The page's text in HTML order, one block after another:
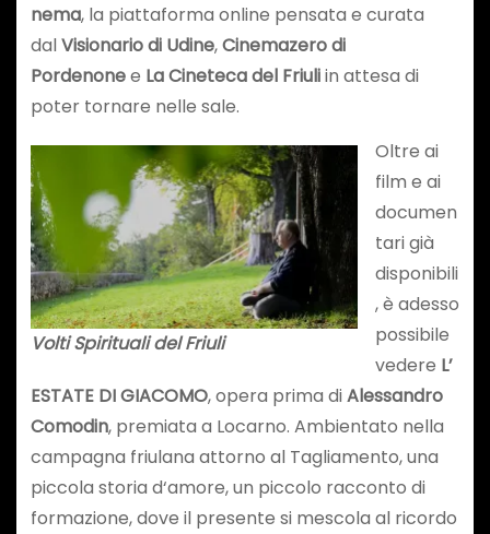
nema, la piattaforma online pensata e curata
dalVisionario di Udine,Cinemazero di
Pordenonee La Cineteca del Friuliin attesa di
poter tornare nelle sale.
Volti Spirituali del Friuli
Oltre ai
film e ai
documen
tari già
disponibili
, è adesso
possibile
vedere L’
ESTATE DI GIACOMO, opera prima diAlessandro
Comodin, premiata a Locarno. Ambientato nella
campagna friulana attorno al Tagliamento, una
piccola storia d‘amore, un piccolo racconto di
formazione, dove il presente si mescola al ricordo